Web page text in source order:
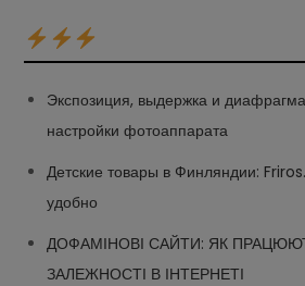
Экспозиция, выдержка и
настройки фотоаппарата
Детские товары в Финляндии:
удобно
ДОФАМІНОВІ САЙТИ: ЯК
ЗАЛЕЖНОСТІ В ІНТЕРНЕТІ